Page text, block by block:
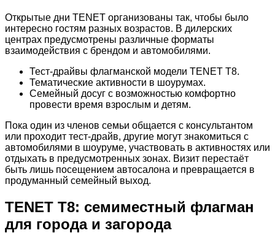
Открытые дни TENET организованы так, чтобы было
интересно гостям разных возрастов. В дилерских
центрах предусмотрены различные форматы
взаимодействия с брендом и автомобилями.
Тест-драйвы флагманской модели TENET T8.
Тематические активности в шоурумах.
Семейный досуг с возможностью комфортно
провести время взрослым и детям.
Пока один из членов семьи общается с консультантом
или проходит тест-драйв, другие могут знакомиться с
автомобилями в шоуруме, участвовать в активностях или
отдыхать в предусмотренных зонах. Визит перестаёт
быть лишь посещением автосалона и превращается в
продуманный семейный выход.
TENET T8: семиместный флагман
для города и загорода